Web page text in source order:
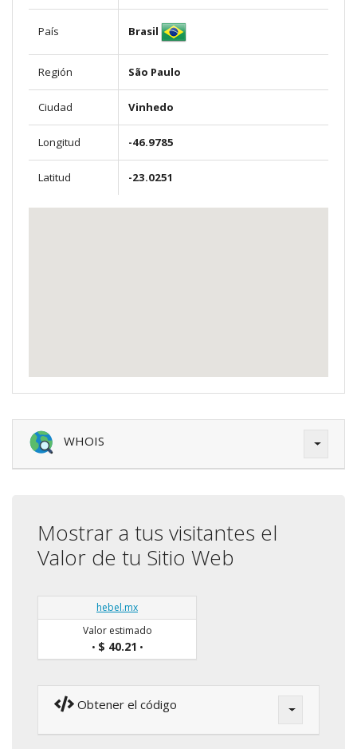
País Brasil
Región São Paulo
Ciudad Vinhedo
Longitud -46.9785
Latitud -23.0251
WHOIS
Mostrar a tus visitantes el
Valor de tu Sitio Web
hebel.mx
Valor estimado
• $ 40.21 •
Obtener el código